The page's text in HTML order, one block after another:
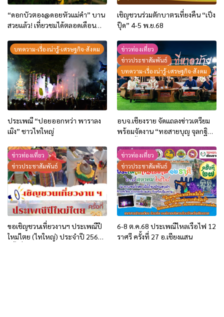
“ดอกบัวตอง@ดอยหัวแม่คำ” บาน
สวยแล้ว! เที่ยวชมได้ตลอดเดือน
เชิญชวนร่วมตักบาตรเที่ยงคืน “เป็ง
ปุ๊ด” 4-5 พ.ย.68
บทความ-เรื่องน่ารู้-เศรษฐกิจ-สังคม
ประเพณี “ปอยออกหว่า พาราลง
เมิง” ชาวไทใหญ่
ข่าวท่องเที่ยว
ข่าวประชาสัมพันธ์
บทความ-เรื่องน่ารู้-เศรษฐกิจ-สังคม
อบจ.เชียงราย จัดแถลงข่าวเตรียม
พร้อมจัดงาน “ทอสายบุญ จุลกฐิน
ตุลาคม นี้
ข่าวท่องเที่ยว
ข่าวประชาสัมพันธ์
ขอเชิญชวนเที่ยวงานฯ ประเพณีปี
ใหม่ไตย (ไทใหญ่) ประจำปี 2568
ข่าวท่องเที่ยว
ข่าวประชาสัมพันธ์
6-8 ต.ค.68 ประเพณีไหลเรือไฟ 12
ราศรี ครั้งที่ 27 อ.เชียงแสน